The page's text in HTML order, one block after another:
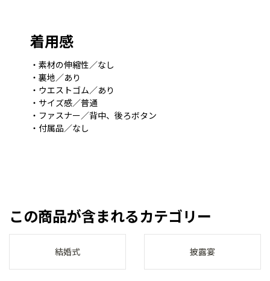
着用感
・素材の伸縮性／なし
・裏地／あり
・ウエストゴム／あり
・サイズ感／普通
・ファスナー／背中、後ろボタン
・付属品／なし
この商品が含まれるカテゴリー
結婚式 披露宴